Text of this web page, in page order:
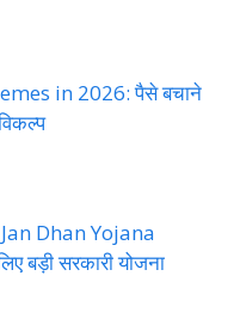
in 2026: पैसे बचाने
Dhan Yojana
बड़ी सरकारी योजना